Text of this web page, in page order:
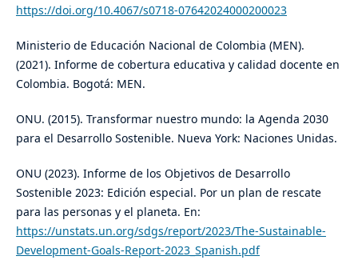
https://doi.org/10.4067/s0718-07642024000200023
Ministerio de Educación Nacional de Colombia (MEN).
(2021). Informe de cobertura educativa y calidad docente en
Colombia. Bogotá: MEN.
ONU. (2015). Transformar nuestro mundo: la Agenda 2030
para el Desarrollo Sostenible. Nueva York: Naciones Unidas.
ONU (2023). Informe de los Objetivos de Desarrollo
Sostenible 2023: Edición especial. Por un plan de rescate
para las personas y el planeta. En:
https://unstats.un.org/sdgs/report/2023/The-Sustainable-
Development-Goals-Report-2023_Spanish.pdf